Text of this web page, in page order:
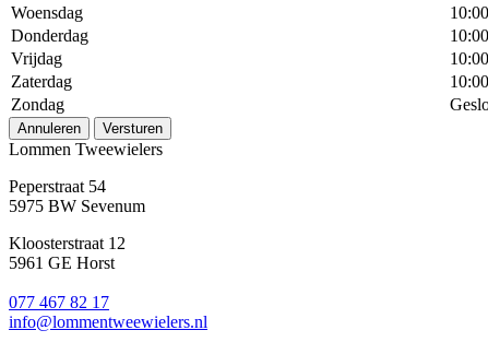
Woensdag
Donderdag
Vrijdag
Zaterdag
Zondag
Annuleren Versturen
Lommen Tweewielers
Peperstraat 54
5975 BW Sevenum
Kloosterstraat 12
5961 GE Horst
077 467 82 17
info@lommentweewielers.nl